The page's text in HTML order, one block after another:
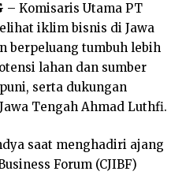
– Komisaris Utama PT
iklim bisnis di Jawa
berpeluang tumbuh lebih
lahan dan sumber
serta dukungan
Tengah Ahmad Luthfi.
saat menghadiri ajang
Forum (CJIBF)